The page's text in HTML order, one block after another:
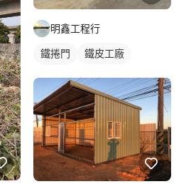
明鑫工程行
鐵捲門
鐵皮工廠